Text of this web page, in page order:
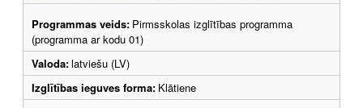
Programmas veids: Pirmsskolas izglītības programma
(programma ar kodu 01)
Valoda:latviešu (LV)
Izglītības ieguves forma: Klātiene